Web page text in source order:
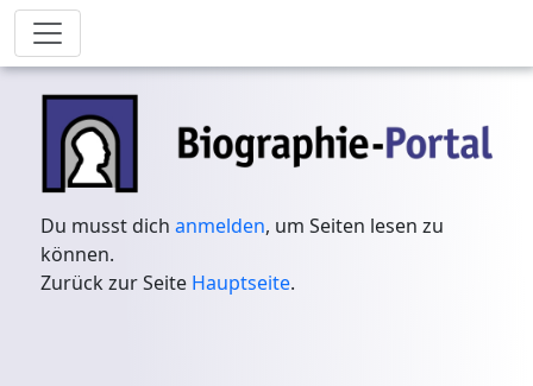
Du musst dichanmelden, um Seiten lesen zu
können.
Zurück zur Seite Hauptseite.